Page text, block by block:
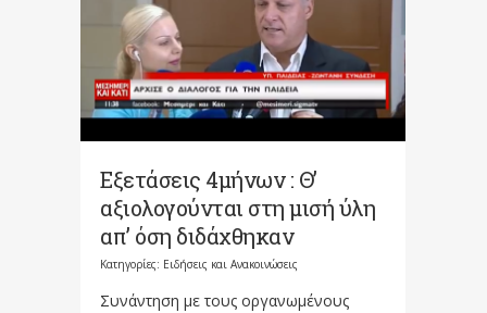
Εξετάσεις 4μήνων : Θ’
αξιολογούνται στη μισή ύλη
απ’ όση διδάχθηκαν
Κατηγορίες: Ειδήσεις και Ανακοινώσεις
Συνάντηση με τους οργανωμένους